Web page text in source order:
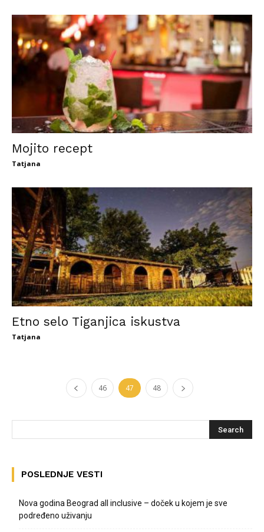
Mojito recept
Tatjana
Etno selo Tiganjica iskustva
Tatjana
46 47 48
POSLEDNJE VESTI
Nova godina Beograd all inclusive – doček u kojem je sve
podređeno uživanju